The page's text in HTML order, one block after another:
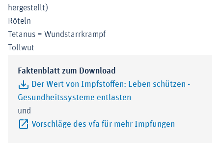
hergestellt)
Röteln
Tetanus = Wundstarrkrampf
Tollwut
Faktenblatt zum Download
Der Wert von Impfstoffen: Leben schützen -
Gesundheitssysteme entlasten
und
Vorschläge des vfa für mehr Impfungen